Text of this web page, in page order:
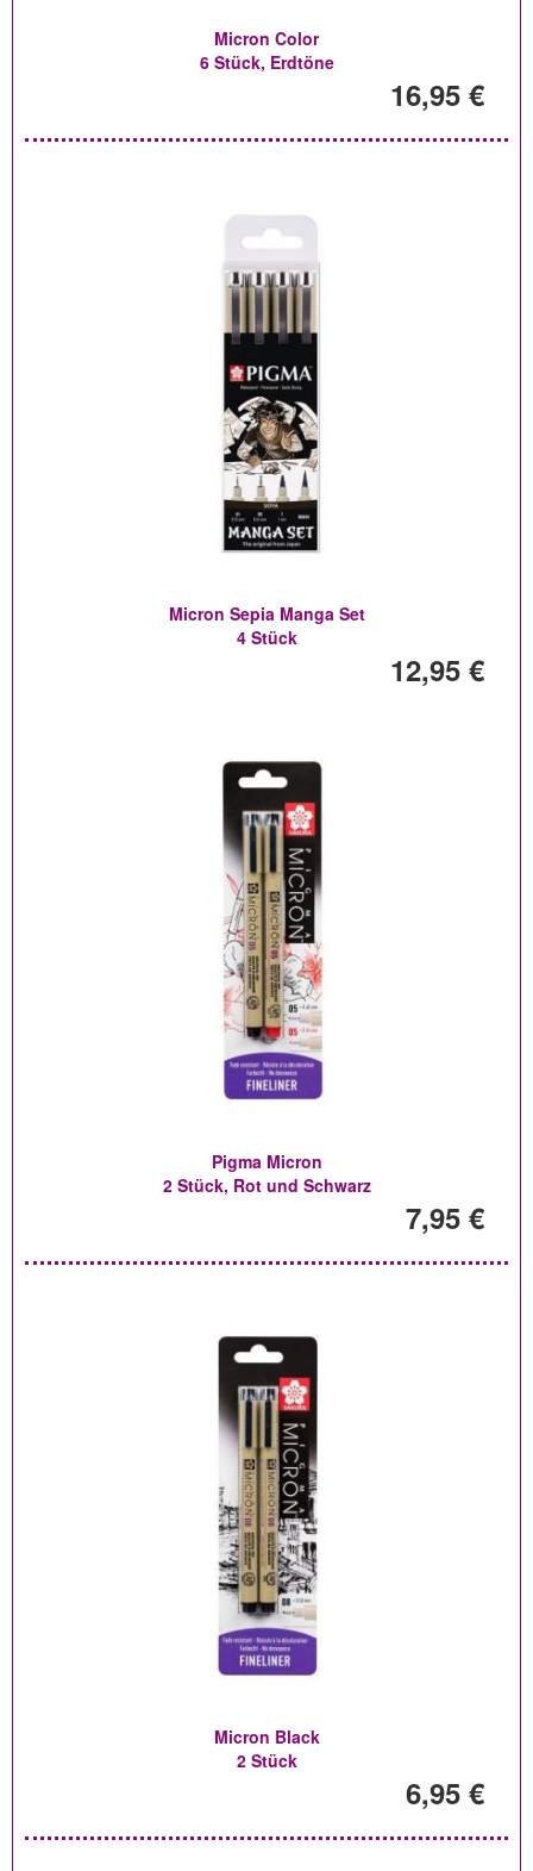
Micron Color
6 Stück, Erdtöne
16,95 €
Micron Sepia Manga Set
4 Stück
12,95 €
Pigma Micron
2 Stück, Rot und Schwarz
7,95 €
Micron Black
2 Stück
6,95 €